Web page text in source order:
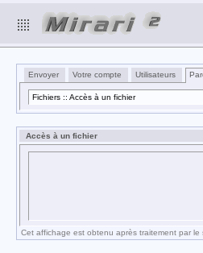
Envoyer Votre compte Utilisateurs
Fichiers :: Accès à un fichier
Accès à un fichier
Cet affichage est obtenu après traitement par